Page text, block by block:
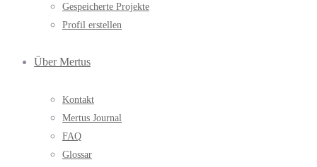
Gespeicherte Projekte
Profil erstellen
Über Mertus
Kontakt
Mertus Journal
FAQ
Glossar